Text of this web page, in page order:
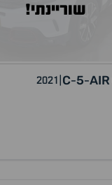
שוריינתי!
C-5-AIR
2021